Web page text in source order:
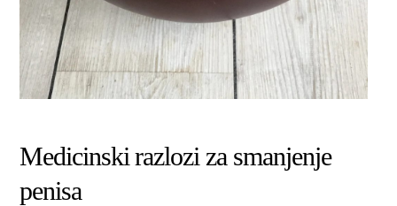
Medicinski razlozi za smanjenje
penisa